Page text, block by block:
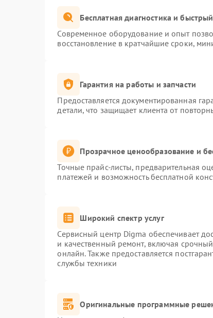
Бесплатная диагностика и
Современное оборудование и опыт
восстановление в кратчайшие сроки,
Гарантия на работы и запчасти
Предоставляется документированная
детали, что защищает клиента от
Прозрачное ценообразование и
Точные прайс-листы, предварительная
платежей и возможность бесплатной
Широкий спектр услуг
Сервисный центр Digma обеспечивает
и качественный ремонт, включая
онлайн. Также предоставляется
службы техники
Оригинальные программные